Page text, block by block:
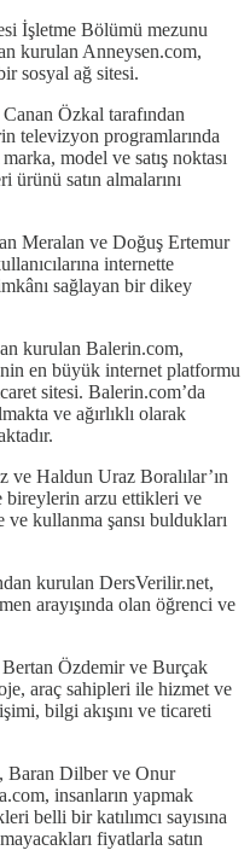
İşletme Bölümü mezunu
kurulan Anneysen.com,
sosyal ağ sitesi.
Özkal tarafından
televizyon programlarında
model ve satış noktası
ürünü satın almalarını
Meralan ve Doğuş Ertemur
internette
sağlayan bir dikey
kurulan Balerin.com,
en büyük internet platformu
sitesi. Balerin.com’da
ve ağırlıklı olarak
ve Haldun Uraz Boralılar’ın
arzu ettikleri ve
kullanma şansı buldukları
kurulan DersVerilir.net,
arayışında olan öğrenci ve
Özdemir ve Burçak
araç sahipleri ile hizmet ve
bilgi akışını ve ticareti
Baran Dilber ve Onur
insanların yapmak
belli bir katılımcı sayısına
fiyatlarla satın